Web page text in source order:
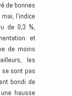
de bonnes
l’indice
de 0,3 %,
et
de moins
les
sont pas
bondi de
hausse